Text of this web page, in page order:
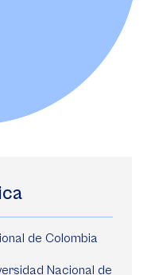
de Colombia
Nacional de